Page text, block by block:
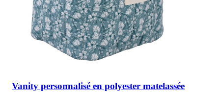
Vanity personnalisé en polyester matelassée